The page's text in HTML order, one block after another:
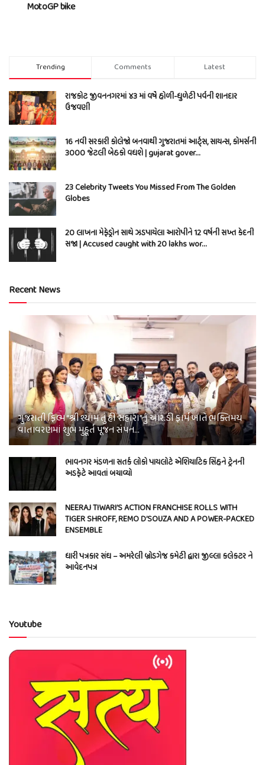
MotoGP bike
Trending Comments Latest
રાજકોટ જીવનનગરમાં ૪૩ માં વર્ષે હોળી-ધુળેટી પર્વની શાનદાર
ઉજવણી
16 નવી સરકારી કોલેજો બનવાથી ગુજરાતમાં આર્ટ્સ, સાયન્સ, કોમર્સની
3000 જેટલી બેઠકો વધશે | gujarat gover…
23 Celebrity Tweets You Missed From The Golden
Globes
20 લાખના મેફેડ્રોન સાથે ઝડપાયેલા આરોપીને 12 વર્ષની સખ્ત કેદની
સજા | Accused caught with 20 lakhs wor…
Recent News
ગુજરાતી ફિલ્મ “શ્રી શ્યામ તું હી સહારા”નું આર.ડી ફાર્મ ખાતે ભક્તિમય
વાતાવરણમાં શુભ મુહૂર્ત પૂજન સંપન…
ભાવનગર મંડળના સતર્ક લોકો પાયલોટે એશિયાટિક સિંહને ટ્રેનની
અડફેટે આવતાં બચાવ્યો
NEERAJ TIWARI’S ACTION FRANCHISE ROLLS WITH
TIGER SHROFF, REMO D’SOUZA AND A POWER-PACKED
ENSEMBLE
ધારી પત્રકાર સંઘ – અમરેલી બ્રોડગેજ કમેટી દ્વારા જીલ્લા કલેકટર ને
આવેદનપત્ર
Youtube